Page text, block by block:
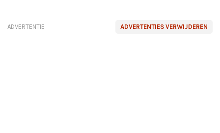
ADVERTENTIES VERWIJDEREN
ADVERTENTIE